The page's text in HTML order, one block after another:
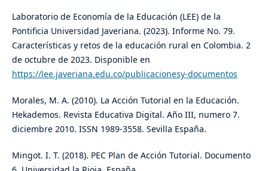
Laboratorio de Economía de la Educación (LEE) de la
Pontificia Universidad Javeriana. (2023). Informe No. 79.
Características y retos de la educación rural en Colombia. 2
de octubre de 2023. Disponible en
https://lee.javeriana.edu.co/publicacionesy-documentos
Morales, M. A. (2010). La Acción Tutorial en la Educación.
Hekademos. Revista Educativa Digital. Año III, numero 7.
diciembre 2010. ISSN 1989-3558. Sevilla España.
Mingot. I. T. (2018). PEC Plan de Acción Tutorial. Documento